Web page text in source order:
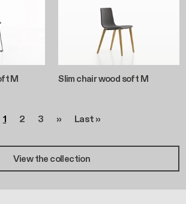
M Slim chair wood soft M
Seite
1 Seite
2 Seite
3 Nächste Seite
›› Letzte Seite
Last »
View the collection